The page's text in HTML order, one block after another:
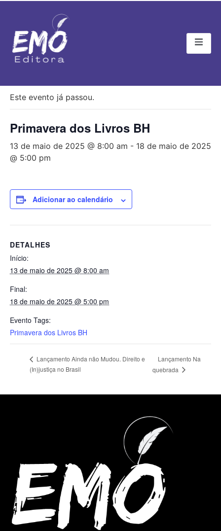
Este evento já passou.
Primavera dos Livros BH
13 de maio de 2025 @ 8:00 am - 18 de maio de 2025
@ 5:00 pm
Adicionar ao calendário
DETALHES
Início:
13 de maio de 2025 @ 8:00 am
Final:
18 de maio de 2025 @ 5:00 pm
Evento Tags:
Primavera dos Livros BH
Lançamento Ainda não Mudou. Direito e
(In)justiça no Brasil
Lançamento Na
quebrada